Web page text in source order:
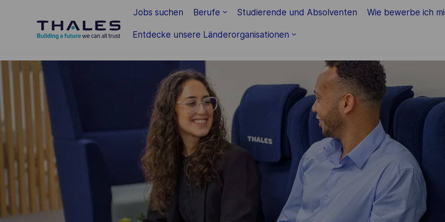
Jobs suchen Berufe Studierende und Absolventen Wie bewerbe ich
Entdecke unsere Länderorganisationen
-